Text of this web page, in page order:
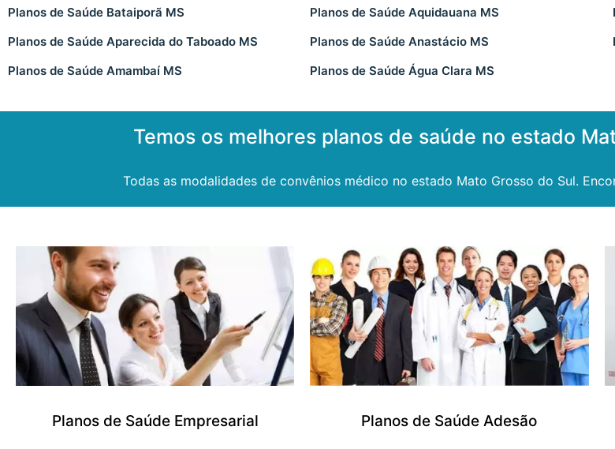
Planos de Saúde Bataiporã MS
Planos de Saúde Aquidauana MS
Planos de Saúde Aparecida do Taboado MS
Planos de Saúde Anastácio MS
Planos de Saúde Amambaí MS
Planos de Saúde Água Clara MS
Temos os melhores planos de saúde no estado
Todas as modalidades de convênios médico no estado Mato Grosso do Sul.
Planos de Saúde Empresarial Planos de Saúde Adesão